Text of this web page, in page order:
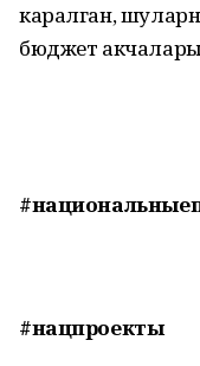
каралган,
бюджет
#нацпроекты